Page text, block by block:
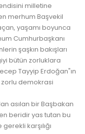
milletine
merhum Başvekil
yaşamı boyunca
Cumhurbaşkanı
şaşkın bakışları
bütün zorluklara
Tayyip Erdoğan"ın
demokrasi
asılan bir Başbakan
beridir yas tutan bu
karşılığı